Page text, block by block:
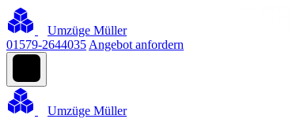
Umzüge Müller
01579-2644035 Angebot anfordern
Umzüge Müller